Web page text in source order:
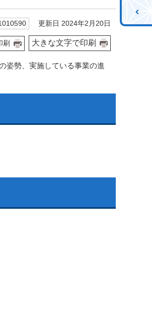
更新日 2024年2月20日
刷 大きな文字で印刷
姿勢、実施している事業の進